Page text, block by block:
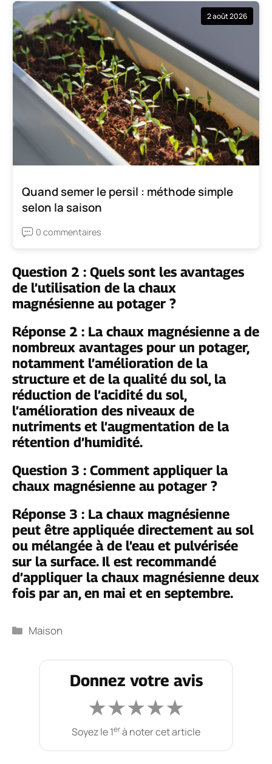
2 août 2026
Quand semer le persil : méthode simple
selon la saison
0 commentaires
Question 2 : Quels sont les avantages
de l’utilisation de la chaux
magnésienne au potager ?
Réponse 2 : La chaux magnésienne a de
nombreux avantages pour un potager,
notamment l’amélioration de la
structure et de la qualité du sol, la
réduction de l’acidité du sol,
l’amélioration des niveaux de
nutriments et l’augmentation de la
rétention d’humidité.
Question 3 : Comment appliquer la
chaux magnésienne au potager ?
Réponse 3 : La chaux magnésienne
peut être appliquée directement au sol
ou mélangée à de l’eau et pulvérisée
sur la surface. Il est recommandé
d’appliquer la chaux magnésienne deux
fois par an, en mai et en septembre.
Catégories
Maison
Donnez votre avis
★★★★★
Soyez le 1erà noter cet article